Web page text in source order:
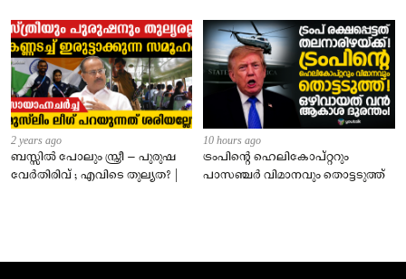
2 years ago
ബസ്സിൽ പോലും സ്ത്രീ – പുരുഷ
വേർതിരിവ് ; എവിടെ തുല്യത? |
10 hours ago
ട്രംപിന്റെ ഹെലികോപ്റ്ററും
പാസഞ്ചര്‍ വിമാനവും തൊട്ടടുത്ത്